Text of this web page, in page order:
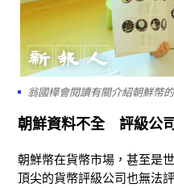
翁國樺會閱讀有關介紹朝鮮幣
朝鮮資料不全 評級公
朝鮮幣在貨幣市場，甚至是
頂尖的貨幣評級公司也無法